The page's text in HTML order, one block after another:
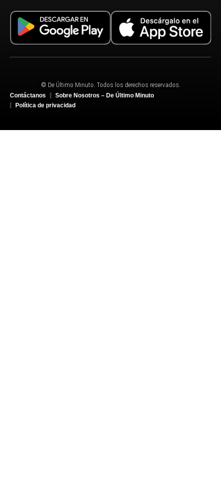
© De Último Minuto. Todos los derechos reservados.
Contáctanos
Sobre Nosotros – De Último Minuto
Política de privacidad